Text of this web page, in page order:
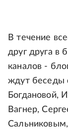
В течение
друг друга в
каналов -
ждут беседы
Богдановой,
Вагнер,